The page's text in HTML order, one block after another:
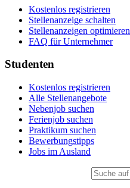
Kostenlos registrieren
Stellenanzeige schalten
Stellenanzeigen optimieren
FAQ für Unternehmer
Studenten
Kostenlos registrieren
Alle Stellenangebote
Nebenjob suchen
Ferienjob suchen
Praktikum suchen
Bewerbungstipps
Jobs im Ausland